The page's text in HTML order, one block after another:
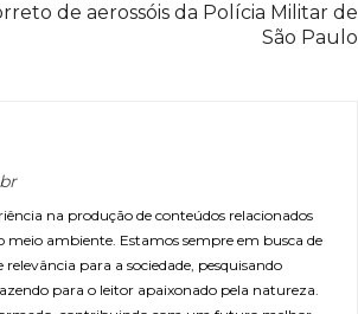
de aerossóis da Polícia Militar de
São Paulo
na produção de conteúdos relacionados
meio ambiente. Estamos sempre em busca de
para a sociedade, pesquisando
para o leitor apaixonado pela natureza.